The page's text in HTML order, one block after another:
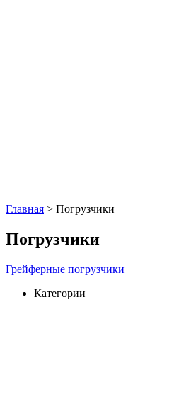
Главная > Погрузчики
Погрузчики
Грейферные погрузчики
Категории